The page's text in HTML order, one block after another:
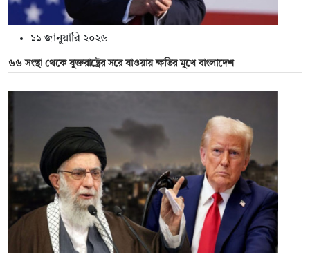
১১ জানুয়ারি ২০২৬
৬৬ সংস্থা থেকে যুক্তরাষ্ট্রের সরে যাওয়ায় ক্ষতির মুখে বাংলাদেশ